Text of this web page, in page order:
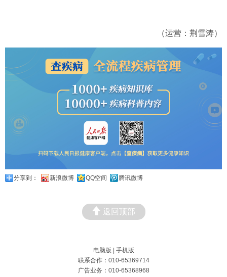
（运营：荆雪涛）
分享到： 新浪微博 QQ空间 腾讯微博
返回顶部
电脑版 | 手机版
联系合作：010-65369714
广告业务：010-65368968